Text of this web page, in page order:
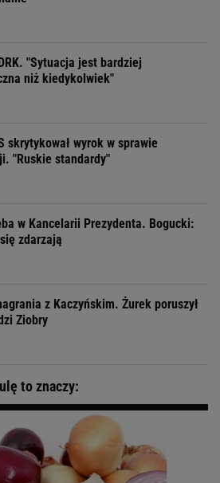
"Sytuacja jest bardziej
niż kiedykolwiek"
skrytykował wyrok w sprawie
"Ruskie standardy"
w Kancelarii Prezydenta. Bogucki:
zdarzają
z Kaczyńskim. Żurek poruszył
Ziobry
to znaczy: